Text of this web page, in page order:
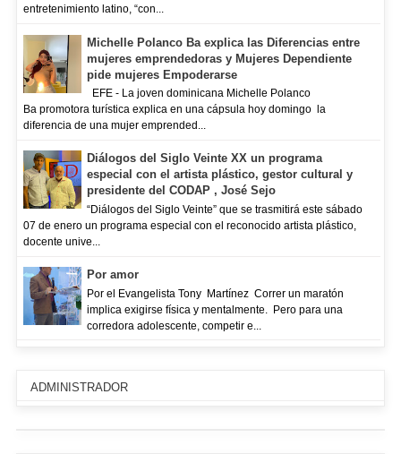
entretenimiento latino, “con...
Michelle Polanco Ba explica las Diferencias entre
mujeres emprendedoras y Mujeres Dependiente
pide mujeres Empoderarse
EFE - La joven dominicana Michelle Polanco
Ba promotora turística explica en una cápsula hoy domingo la
diferencia de una mujer emprended...
Diálogos del Siglo Veinte XX un programa
especial con el artista plástico, gestor cultural y
presidente del CODAP , José Sejo
“Diálogos del Siglo Veinte” que se trasmitirá este sábado
07 de enero un programa especial con el reconocido artista plástico,
docente unive...
Por amor
Por el Evangelista Tony Martínez Correr un maratón
implica exigirse física y mentalmente. Pero para una
corredora adolescente, competir e...
ADMINISTRADOR